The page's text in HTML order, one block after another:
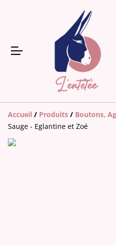
Accueil / Produits / Boutons,
Sauge - Eglantine et Zoé